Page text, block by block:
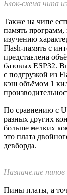
Чип разработан и
единственный
уровня
корпусируется в
180 нм в Москве,
Калининграде.
Сама плата
сожалению,
мемном